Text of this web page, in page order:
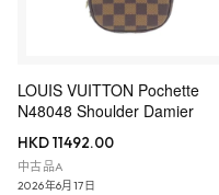
LOUIS VUITTON Pochette
N48048 Shoulder Damier
HKD 11492.00
中古品A
2026年6月17日